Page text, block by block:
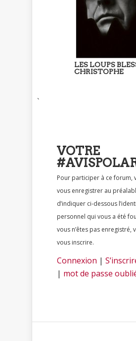
LES LOUPS
CHRISTOPHE
`
VOTRE
Pour participer à ce forum, vous devez
vous enregistrer au
d’indiquer ci-dessous
personnel qui vous a été fourni. Si
vous n’êtes pas enregistré,
vous inscrire.
Connexion |
| mot de passe